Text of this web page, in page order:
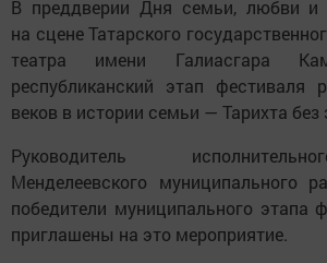
В преддверии Дня семьи, любви и
на сцене Татарского
театра имени Галиасгара
республиканский этап фестиваля
веков в истории семьи — Тарихта без
Руководитель
Менделеевского муниципального
победители муниципального этапа
приглашены на это мероприятие.